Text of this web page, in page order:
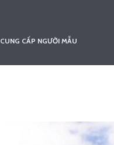
CUNG CẤP NGƯỜI MẪU